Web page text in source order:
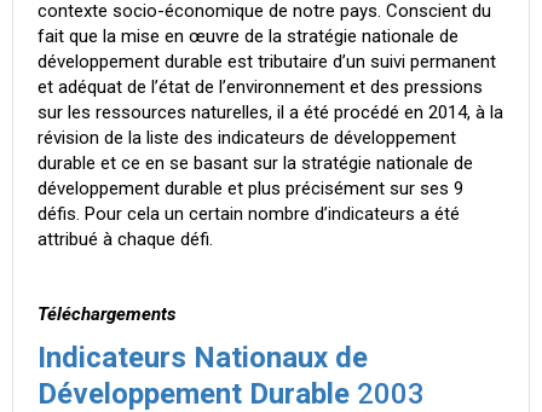
contexte socio-économique de notre pays. Conscient du
fait que la mise en œuvre de la stratégie nationale de
développement durable est tributaire d’un suivi permanent
et adéquat de l’état de l’environnement et des pressions
sur les ressources naturelles, il a été procédé en 2014, à la
révision de la liste des indicateurs de développement
durable et ce en se basant sur la stratégie nationale de
développement durable et plus précisément sur ses 9
défis. Pour cela un certain nombre d’indicateurs a été
attribué à chaque défi.
Téléchargements
Indicateurs Nationaux de
Développement Durable 2003